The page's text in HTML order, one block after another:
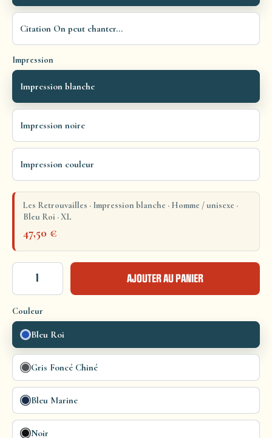
Citation On peut chanter...
Impression
Impression blanche
Impression noire
Impression couleur
Les Retrouvailles · Impression blanche · Homme / unisexe ·
Bleu Roi · XL
47,50 €
AJOUTER AU PANIER
Couleur
Bleu Roi
Gris Foncé Chiné
Bleu Marine
Noir